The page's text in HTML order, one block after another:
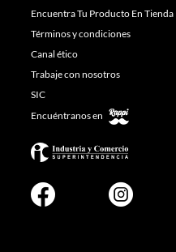
Encuentra Tu Producto En Tienda
Términos y condiciones
Canal ético
Trabaje con nosotros
SIC
Encuéntranos en